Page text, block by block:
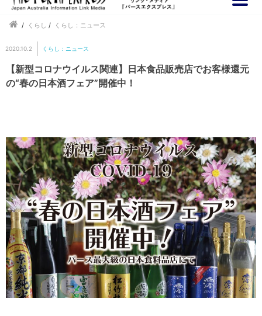
/ くらし / くらし：ニュース
2020.10.2 くらし：ニュース
【新型コロナウイルス関連】日本食品販売店でお客様還元
の“春の日本酒フェア”開催中！